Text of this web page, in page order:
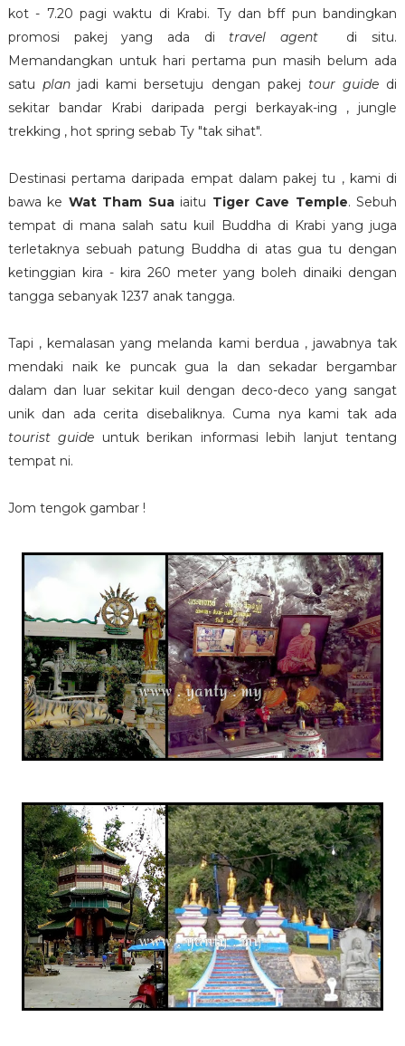
kot - 7.20 pagi waktu di Krabi. Ty dan bff pun bandingkan
promosi pakej yang ada di travel agent di situ.
Memandangkan untuk hari pertama pun masih belum ada
satuplan jadi kami bersetuju dengan pakej tour guidedi
sekitar bandar Krabi daripada pergi berkayak-ing , jungle
trekking , hot spring sebab Ty "tak sihat".
Destinasi pertama daripada empat dalam pakej tu , kami di
bawa ke Wat Tham Sua iaitu Tiger Cave Temple. Sebuh
tempat di mana salah satu kuil Buddha di Krabi yang juga
terletaknya sebuah patung Buddha di atas gua tu dengan
ketinggian kira - kira 260 meter yang boleh dinaiki dengan
tangga sebanyak 1237 anak tangga.
Tapi , kemalasan yang melanda kami berdua , jawabnya tak
mendaki naik ke puncak gua la dan sekadar bergambar
dalam dan luar sekitar kuil dengan deco-deco yang sangat
unik dan ada cerita disebaliknya. Cuma nya kami tak ada
tourist guide untuk berikan informasi lebih lanjut tentang
tempat ni.
Jom tengok gambar !